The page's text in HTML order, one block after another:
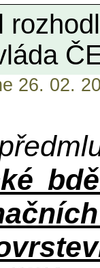
26. 02.